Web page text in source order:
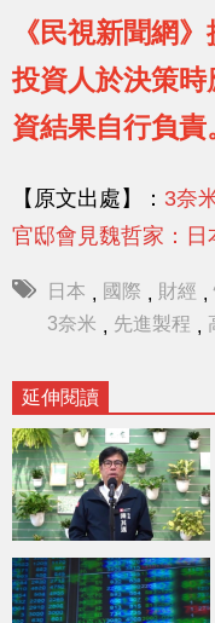
《民視新聞網
投資人於決策
資結果自行負責
【原文出處】： 3奈
官邸會見魏哲家：
日本 , 國際 , 財經 ,
3奈米 , 先進製程 ,
延伸閱讀